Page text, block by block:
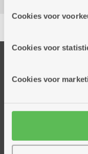
informatie over jouw
partners kunnen
Cookies voor
Cookies voor
Cookies voor
Thuisdiensten